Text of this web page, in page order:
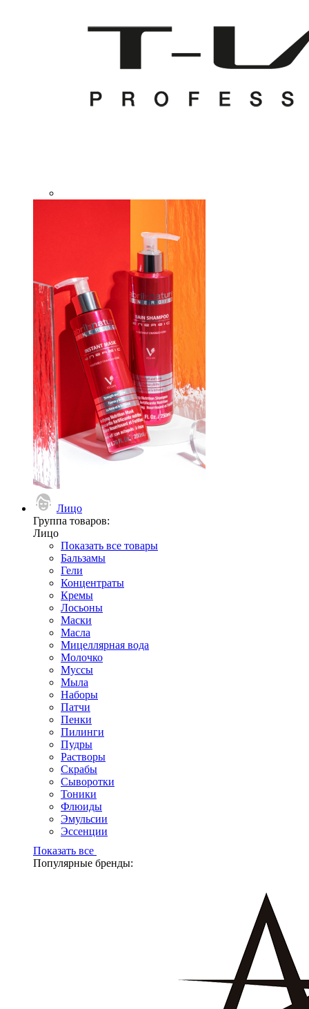
Лицо
Группа товаров:
Лицо
Показать все товары
Бальзамы
Гели
Концентраты
Кремы
Лосьоны
Маски
Масла
Мицеллярная вода
Молочко
Муссы
Мыла
Наборы
Патчи
Пенки
Пилинги
Пудры
Растворы
Скрабы
Сыворотки
Тоники
Флюиды
Эмульсии
Эссенции
Показать все
Популярные бренды: